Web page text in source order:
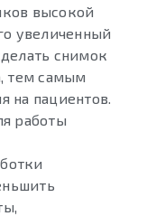
высокой
увеличенный
снимок
тем самым
на пациентов.
работы